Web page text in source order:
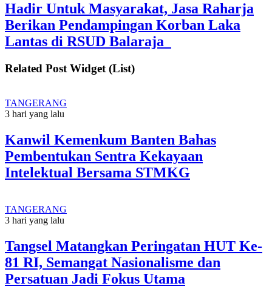
Hadir Untuk Masyarakat, Jasa Raharja
Berikan Pendampingan Korban Laka
Lantas di RSUD Balaraja
Related Post Widget (List)
TANGERANG
3 hari yang lalu
Kanwil Kemenkum Banten Bahas
Pembentukan Sentra Kekayaan
Intelektual Bersama STMKG
TANGERANG
3 hari yang lalu
Tangsel Matangkan Peringatan HUT Ke-
81 RI, Semangat Nasionalisme dan
Persatuan Jadi Fokus Utama